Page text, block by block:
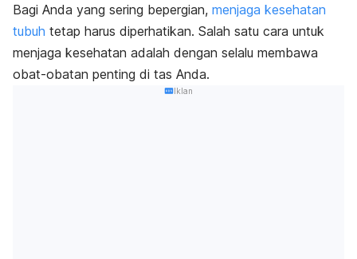
Bagi Anda yang sering bepergian, menjaga kesehatan
tubuh tetap harus diperhatikan. Salah satu cara untuk
menjaga kesehatan adalah dengan selalu membawa
obat-obatan penting di tas Anda.
Iklan